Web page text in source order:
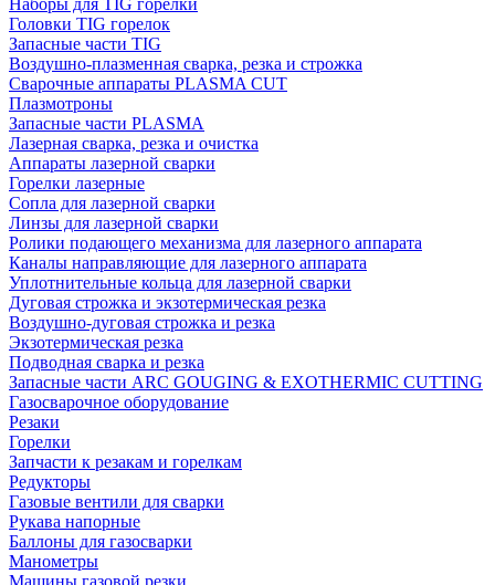
Наборы для TIG горелки
Головки TIG горелок
Запасные части TIG
Воздушно-плазменная сварка, резка и строжка
Сварочные аппараты PLASMA CUT
Плазмотроны
Запасные части PLASMA
Лазерная сварка, резка и очистка
Аппараты лазерной сварки
Горелки лазерные
Сопла для лазерной сварки
Линзы для лазерной сварки
Ролики подающего механизма для лазерного аппарата
Каналы направляющие для лазерного аппарата
Уплотнительные кольца для лазерной сварки
Дуговая строжка и экзотермическая резка
Воздушно-дуговая строжка и резка
Экзотермическая резка
Подводная сварка и резка
Запасные части ARC GOUGING & EXOTHERMIC CUTTING
Газосварочное оборудование
Резаки
Горелки
Запчасти к резакам и горелкам
Редукторы
Газовые вентили для сварки
Рукава напорные
Баллоны для газосварки
Манометры
Машины газовой резки